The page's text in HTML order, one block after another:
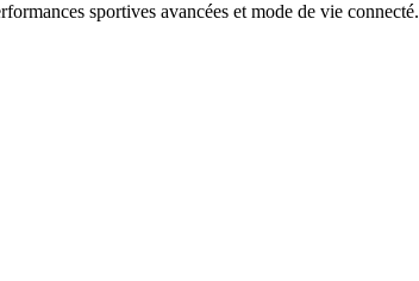
sportives avancées et mode de vie connecté.